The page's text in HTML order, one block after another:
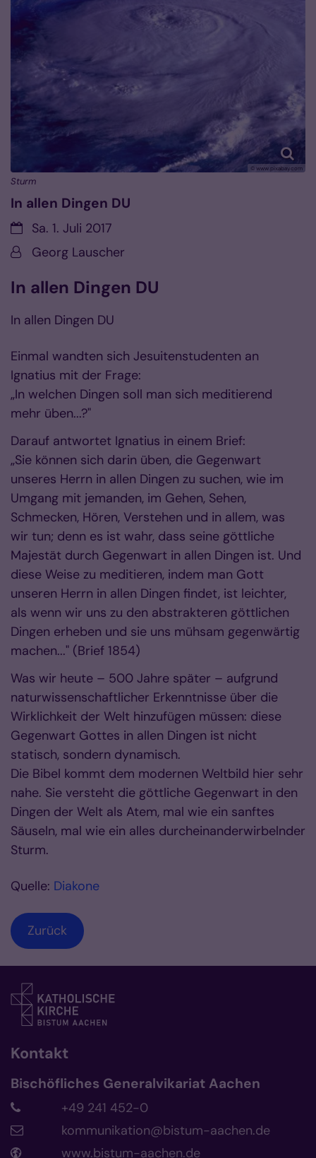
© www.pixabay.com
Sturm
In allen Dingen DU
Datum:Sa. 1. Juli 2017
Von:Georg Lauscher
In allen Dingen DU
In allen Dingen DU
Einmal wandten sich Jesuitenstudenten an
Ignatius mit der Frage:
„In welchen Dingen soll man sich meditierend
mehr üben...?"
Darauf antwortet Ignatius in einem Brief:
„Sie können sich darin üben, die Gegenwart
unseres Herrn in allen Dingen zu suchen, wie im
Umgang mit jemanden, im Gehen, Sehen,
Schmecken, Hören, Verstehen und in allem, was
wir tun; denn es ist wahr, dass seine göttliche
Majestät durch Gegenwart in allen Dingen ist. Und
diese Weise zu meditieren, indem man Gott
unseren Herrn in allen Dingen findet, ist leichter,
als wenn wir uns zu den abstrakteren göttlichen
Dingen erheben und sie uns mühsam gegenwärtig
machen..." (Brief 1854)
Was wir heute – 500 Jahre später – aufgrund
naturwissenschaftlicher Erkenntnisse über die
Wirklichkeit der Welt hinzufügen müssen: diese
Gegenwart Gottes in allen Dingen ist nicht
statisch, sondern dynamisch.
Die Bibel kommt dem modernen Weltbild hier sehr
nahe. Sie versteht die göttliche Gegenwart in den
Dingen der Welt als Atem, mal wie ein sanftes
Säuseln, mal wie ein alles durcheinanderwirbelnder
Sturm.
Quelle: Diakone
Zurück
Kontakt
Bischöfliches Generalvikariat Aachen
+49 241 452-0
kommunikation@bistum-aachen.de
www.bistum-aachen.de